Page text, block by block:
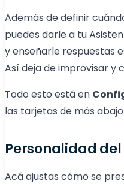
Además de definir
puedes darle a tu
y enseñarle respuestas
Así deja de improvisar y
Todo esto está en
las tarjetas de más abajo.
Personalidad
Acá ajustas cómo se